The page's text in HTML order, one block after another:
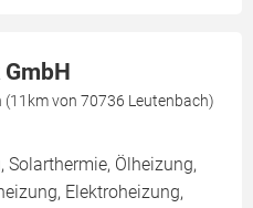
von 70736 Leutenbach)
Solarthermie, Ölheizung,
Elektroheizung,